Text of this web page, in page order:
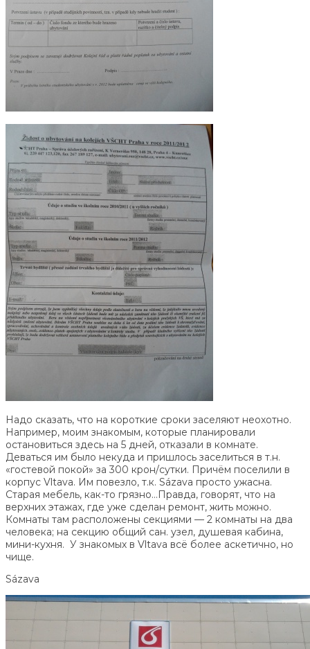
Надо сказать, что на короткие сроки заселяют неохотно.
Например, моим знакомым, которые планировали
остановиться здесь на 5 дней, отказали в комнате.
Деваться им было некуда и пришлось заселиться в т.н.
«гостевой покой» за 300 крон/сутки. Причём поселили в
корпус Vltava. Им повезло, т.к. Sázava просто ужасна.
Старая мебель, как-то грязно…Правда, говорят, что на
верхних этажах, где уже сделан ремонт, жить можно.
Комнаты там расположены секциями — 2 комнаты на два
человека; на секцию общий сан. узел, душевая кабина,
мини-кухня. У знакомых в Vltava всё более аскетично, но
чище.
Sázava